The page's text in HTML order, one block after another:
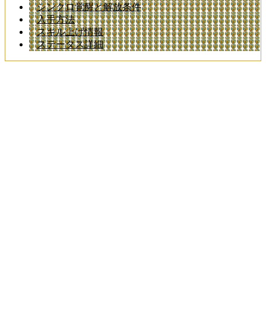
シンクロ覚醒と解放条件
入手方法
スキル上げ情報
ステータス詳細